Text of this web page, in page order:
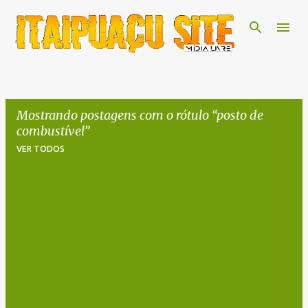
Pular para o conteúdo principal
Mostrando postagens com o rótulo posto de
combustível
VER TODOS